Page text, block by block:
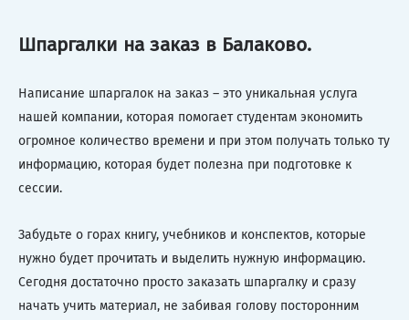
Шпаргалки на заказ в Балаково.
Написание шпаргалок на заказ – это уникальная услуга
нашей компании, которая помогает студентам экономить
огромное количество времени и при этом получать только ту
информацию, которая будет полезна при подготовке к
сессии.
Забудьте о горах книгу, учебников и конспектов, которые
нужно будет прочитать и выделить нужную информацию.
Сегодня достаточно просто заказать шпаргалку и сразу
начать учить материал, не забивая голову посторонним